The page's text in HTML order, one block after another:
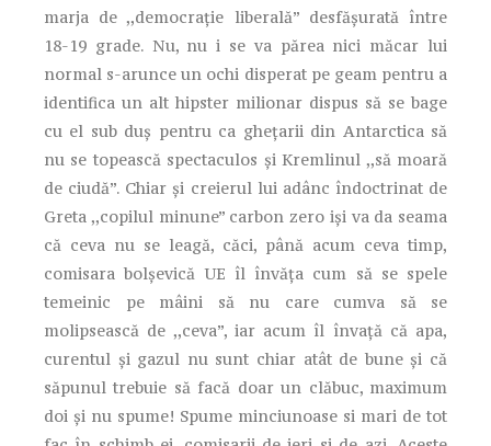
marja de ,,democrație liberală” desfășurată între
18-19 grade. Nu, nu i se va părea nici măcar lui
normal s-arunce un ochi disperat pe geam pentru a
identifica un alt hipster milionar dispus să se bage
cu el sub duș pentru ca ghețarii din Antarctica să
nu se topească spectaculos și Kremlinul ,,să moară
de ciudă”. Chiar și creierul lui adânc îndoctrinat de
Greta ,,copilul minune” carbon zero iși va da seama
că ceva nu se leagă, căci, până acum ceva timp,
comisara bolșevică UE îl învăța cum să se spele
temeinic pe mâini să nu care cumva să se
molipsească de ,,ceva”, iar acum îl învață că apa,
curentul și gazul nu sunt chiar atât de bune și că
săpunul trebuie să facă doar un clăbuc, maximum
doi și nu spume! Spume minciunoase si mari de tot